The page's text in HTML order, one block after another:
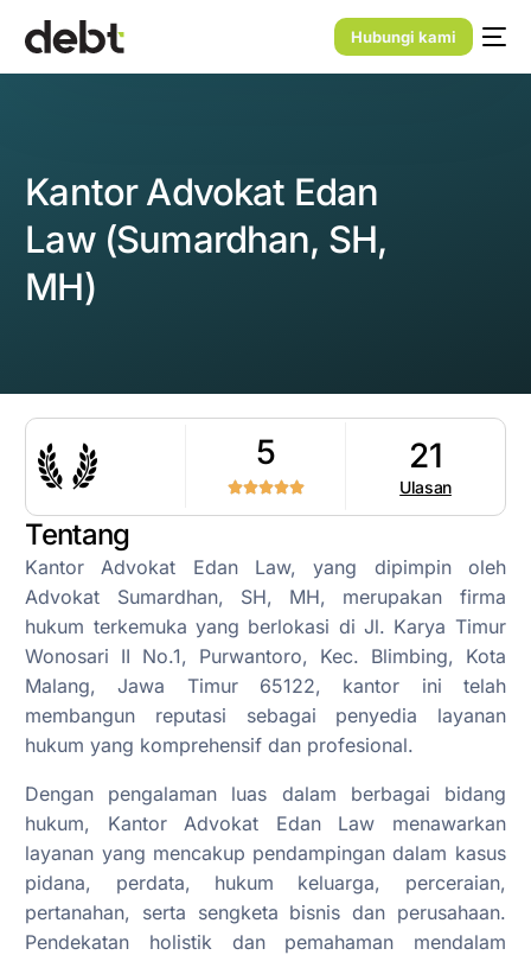
Hubungi kami
Kantor Advokat Edan
Law (Sumardhan, SH,
MH)
5 21
Ulasan
Tentang
Kantor Advokat Edan Law, yang dipimpin oleh
Advokat Sumardhan, SH, MH, merupakan firma
hukum terkemuka yang berlokasi di Jl. Karya Timur
Wonosari II No.1, Purwantoro, Kec. Blimbing, Kota
Malang, Jawa Timur 65122, kantor ini telah
membangun reputasi sebagai penyedia layanan
hukum yang komprehensif dan profesional.
Dengan pengalaman luas dalam berbagai bidang
hukum, Kantor Advokat Edan Law menawarkan
layanan yang mencakup pendampingan dalam kasus
pidana, perdata, hukum keluarga, perceraian,
pertanahan, serta sengketa bisnis dan perusahaan.
Pendekatan holistik dan pemahaman mendalam